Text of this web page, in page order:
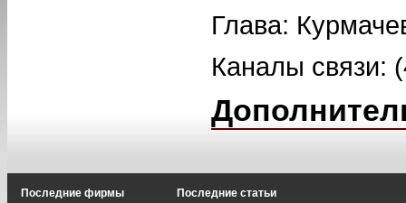
Глава:
Каналы связи:
Последние фирмы Последние статьи